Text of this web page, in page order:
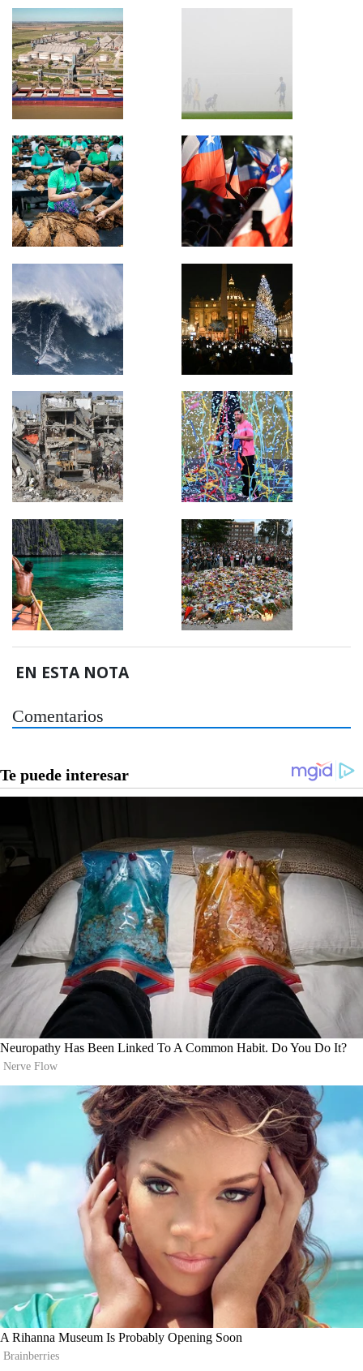
EN ESTA NOTA
Comentarios